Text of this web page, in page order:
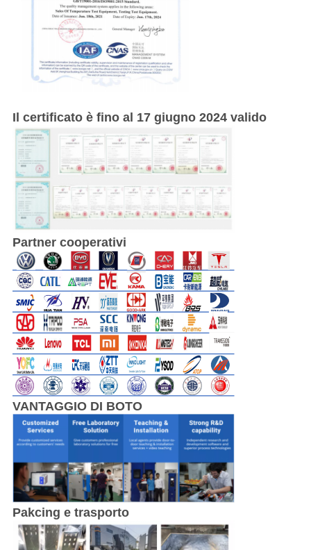
Il certificato è fino al 17 giugno 2024 valido
Partner cooperativi
VANTAGGIO DI BOTO
Pakcing e trasporto